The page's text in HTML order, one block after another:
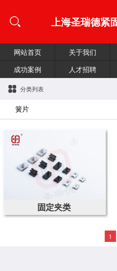
上海圣瑞德紧
网站首页 关于我们
成功案例
人才招聘
分类列表
簧片
固定夹类
1